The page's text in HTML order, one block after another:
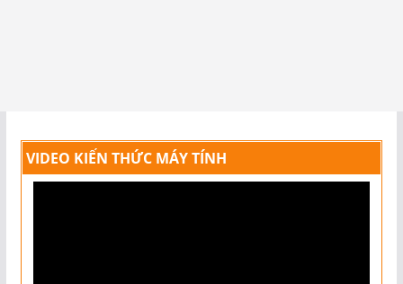
VIDEO KIẾN THỨC MÁY TÍNH